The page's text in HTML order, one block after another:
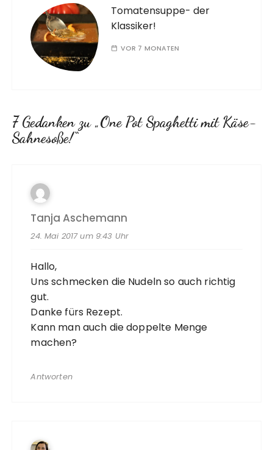
Tomatensuppe- der
Klassiker!
VOR 7 MONATEN
7 Gedanken zu „One Pot Spaghetti mit Käse-
Sahnesoße!“
Tanja Aschemann
24. Mai 2017 um 9:43 Uhr
Hallo,
Uns schmecken die Nudeln so auch richtig
gut.
Danke fürs Rezept.
Kann man auch die doppelte Menge
machen?
Antworten